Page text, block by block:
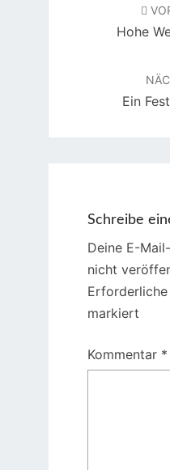
Hohe
Ein
Schreibe
Deine E-
nicht
markiert
Kommentar *